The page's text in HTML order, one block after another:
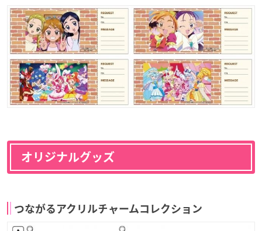
オリジナルグッズ
つながるアクリルチャームコレクション